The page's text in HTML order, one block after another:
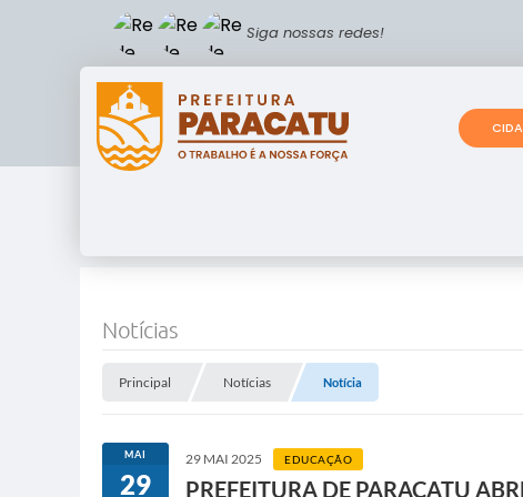
Siga nossas redes!
Notícias
Principal Notícias Notícia
MAI
29
29 MAI 2025 EDUCAÇÃO
PREFEITURA DE PARACATU